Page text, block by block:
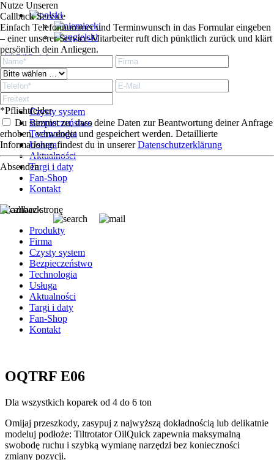
Produkty
Czysty system
Bezpieczeństwo
Technologia
Usługa
Aktualności
Targi i daty
Fan-Shop
Kontakt
Zaznacz stronę
Produkty
Firma
Czysty system
Bezpieczeństwo
Technologia
Usługa
Aktualności
Targi i daty
Fan-Shop
Kontakt
OQTRF E06
Dla wszystkich koparek od 4 do 6 ton
Omijaj przeszkody, zasypuj z najwyższą dokładnością lub delikatnie
modeluj podłoże: Tiltrotator OilQuick zapewnia maksymalną
swobodę ruchu i szybką wymianę narzędzi bez konieczności
zmiany pozycji.
Nutze Unseren
Callback Service
Einfach Telefonnummer und Terminwunsch in das Formular eingeben
– einer unserer Service-Mitarbeiter ruft dich pünktlich zurück und klärt
persönlich dein Anliegen.
*Pflichtfelder
Du stimmst zu, dass deine Daten zur Beantwortung deiner Anfrage
erhoben, verwendet und gespeichert werden. Detaillierte
Informationen findest du in unsererDatenschutzerklärung
Absenden